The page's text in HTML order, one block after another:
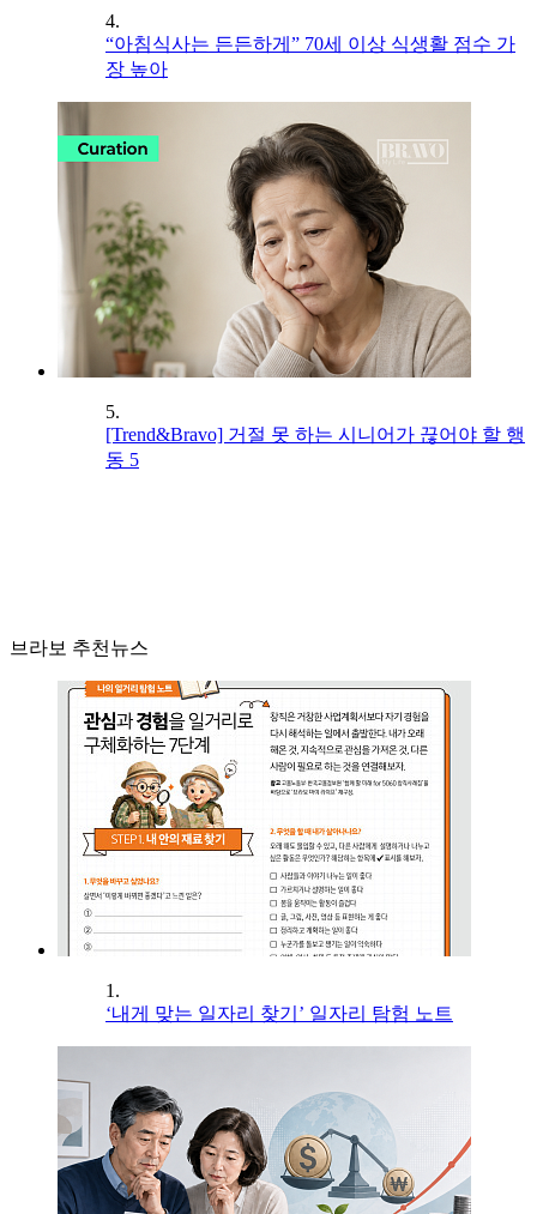
4.
“아침식사는 든든하게” 70세 이상 식생활 점수 가
장 높아
5.
[Trend&Bravo] 거절 못 하는 시니어가 끊어야 할 행
동 5
브라보 추천뉴스
1.
‘내게 맞는 일자리 찾기’ 일자리 탐험 노트